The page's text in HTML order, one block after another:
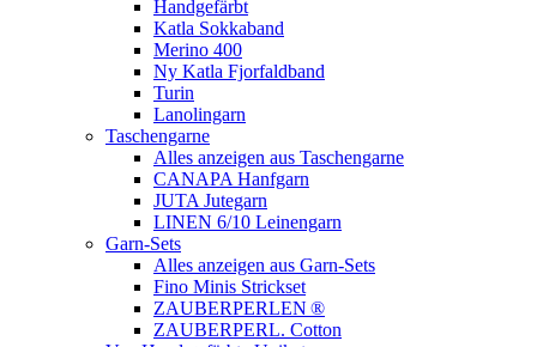
Handgefärbt
Katla Sokkaband
Merino 400
Ny Katla Fjorfaldband
Turin
Lanolingarn
Taschengarne
Alles anzeigen aus Taschengarne
CANAPA Hanfgarn
JUTA Jutegarn
LINEN 6/10 Leinengarn
Garn-Sets
Alles anzeigen aus Garn-Sets
Fino Minis Strickset
ZAUBERPERLEN ®
ZAUBERPERL. Cotton